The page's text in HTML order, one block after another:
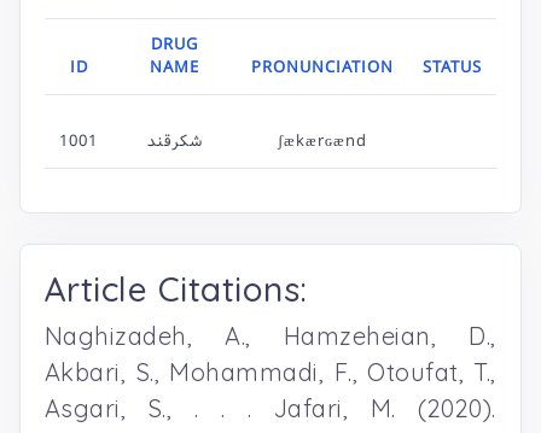
ID
DRUG
NAME
PRONUNCIATION STATUS
1001 شکرقند ʃækærɢænd
Article Citations:
Naghizadeh, A., Hamzeheian, D.,
Akbari, S., Mohammadi, F., Otoufat, T.,
Asgari, S., . . . Jafari, M. (2020).